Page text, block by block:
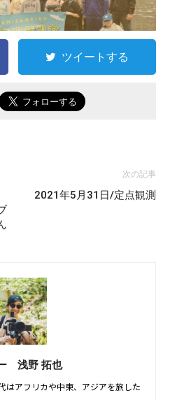
ツイートする
次の記事
2021年5月31日/定点観測
浅野 拓也
はアフリカや中東、アジアを旅した